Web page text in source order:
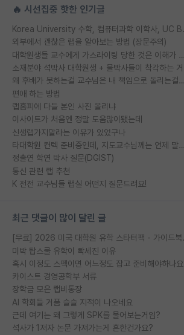
🔥 시선집중 핫한 인기글
Korea
외부에서 괜찮은 랩을 알아보는 방법 (장문주의)
대학원생들 교수에게 가스라이팅 당한 것은 이해가 갑니다. 안타깝네요.
소재분야 석박사 대학원생 + 물박사들이 착각하는 거
왜 후배가 못하는걸 교수님은 내 책임으로 돌리는걸까요?
편애 하는 방법
랩홈피에 다들 본인 사진 올리냐
이사이트가 처음엔 정말 도움많이됐는데
신생랩가지말라는 이유가 있었구나
타대학원 컨텍 준비중인데, 지도교수님께는 언제 말씀드려야 할까요?
정출연 학연 박사 질문(DGIST)
통신 관련 랩 추천
K 전전 교수님들 랩실 어떤지 질문드려요!
최근 댓글이 많이 달린 글
[무료]
미박 탑스쿨 유학이 빡세진 이유
혹시 이정도 스펙이면 어느정도 잡고 준비해야하나
카이스트 경영공학부 서류
장학금 모은 랩비통장
AI 학회들 거품 슬슬 지적이 나오네요
근데 여기는 왜 그렇게 SPK를 물어보는거임?
석사가 1저자 논문 가져가는게 흔한건가요?